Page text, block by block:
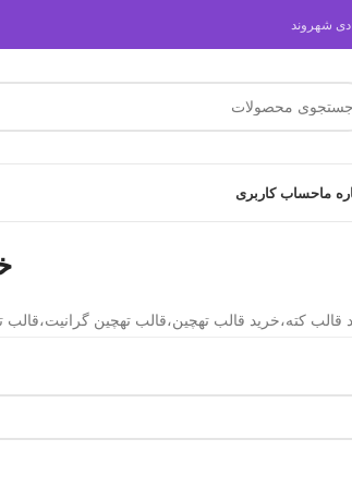
شهروند
ماحساب کاربری
کته،خرید قالب تهچین،قالب تهچین گرانیت،قالب